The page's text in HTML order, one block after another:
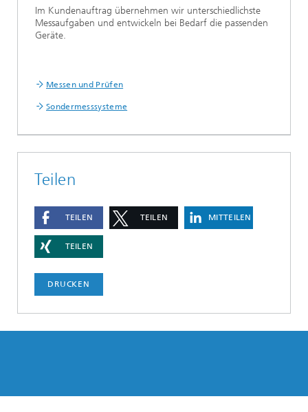
Im Kundenauftrag übernehmen wir unterschiedlichste
Messaufgaben und entwickeln bei Bedarf die passenden
Geräte.
Messen und Prüfen
Sondermesssysteme
Teilen
TEILEN TEILEN MITTEILEN
TEILEN
DRUCKEN